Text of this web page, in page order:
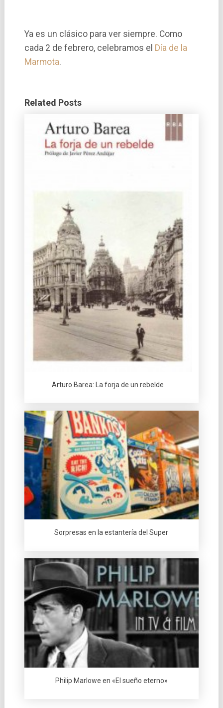
Ya es un clásico para ver siempre. Como
cada 2 de febrero, celebramos el Dí­a de la
Marmota.
Related Posts
Arturo Barea: La forja de un rebelde
Sorpresas en la estanterí­a del Super
Philip Marlowe en «El sueño eterno»